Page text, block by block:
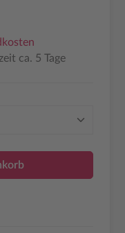
ca. 5 Tage
gewünschten